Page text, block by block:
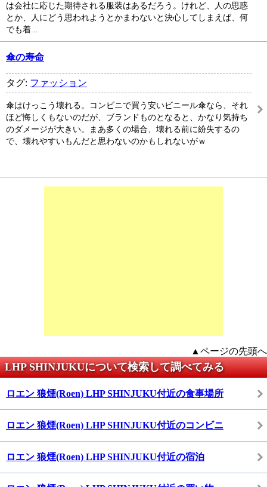
は会社に応じた期待される服装はあるだろう。けれど、人の思惑
とか、人にどう思われようとかまわないと決心してしまえば、何
でも着...
傘の寿命
タグ: ファッション
傘はけっこう壊れる。コンビニで買う安いビニール傘なら、それ
ほど悔しくもないのだが、ブランドものとなると、かなり気持ち
のダメージが大きい。まあ多くの場合、壊れる前に紛失するの
で、壊れやすいもんだと思わないのかもしれないがｗ
▲ページの先頭へ
LHP SHINJUKUについて検索して調べてみる
ロエン 狼煙(Roen) LHP SHINJUKU付近の食事場所
ロエン 狼煙(Roen) LHP SHINJUKU付近のコンビニ
ロエン 狼煙(Roen) LHP SHINJUKU付近の宿泊